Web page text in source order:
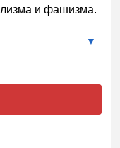
и фашизма.